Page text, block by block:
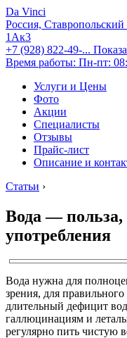
Da Vinci
Россия,
1Ак3
+7 (928) 822-49-...
Время работы: Пн-пт:
Услуги и Цены
Фото
Акции
Специалисты
Отзывы
Прайс-лист
Описание и
Статьи ›
Вода — польза,
употребления
Вода нужна для
зрения, для
длительный дефицит
галлюцинациям и
регулярно пить чистую